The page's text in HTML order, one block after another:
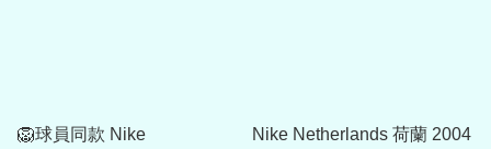
🦁球員同款 Nike
Nike Netherlands 荷蘭 2004